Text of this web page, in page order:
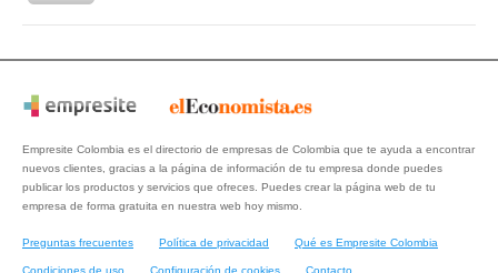
Empresite Colombia es el directorio de empresas de Colombia que te ayuda a encontrar
nuevos clientes, gracias a la página de información de tu empresa donde puedes
publicar los productos y servicios que ofreces. Puedes crear la página web de tu
empresa de forma gratuita en nuestra web hoy mismo.
Preguntas frecuentes Política de privacidad Qué es Empresite Colombia